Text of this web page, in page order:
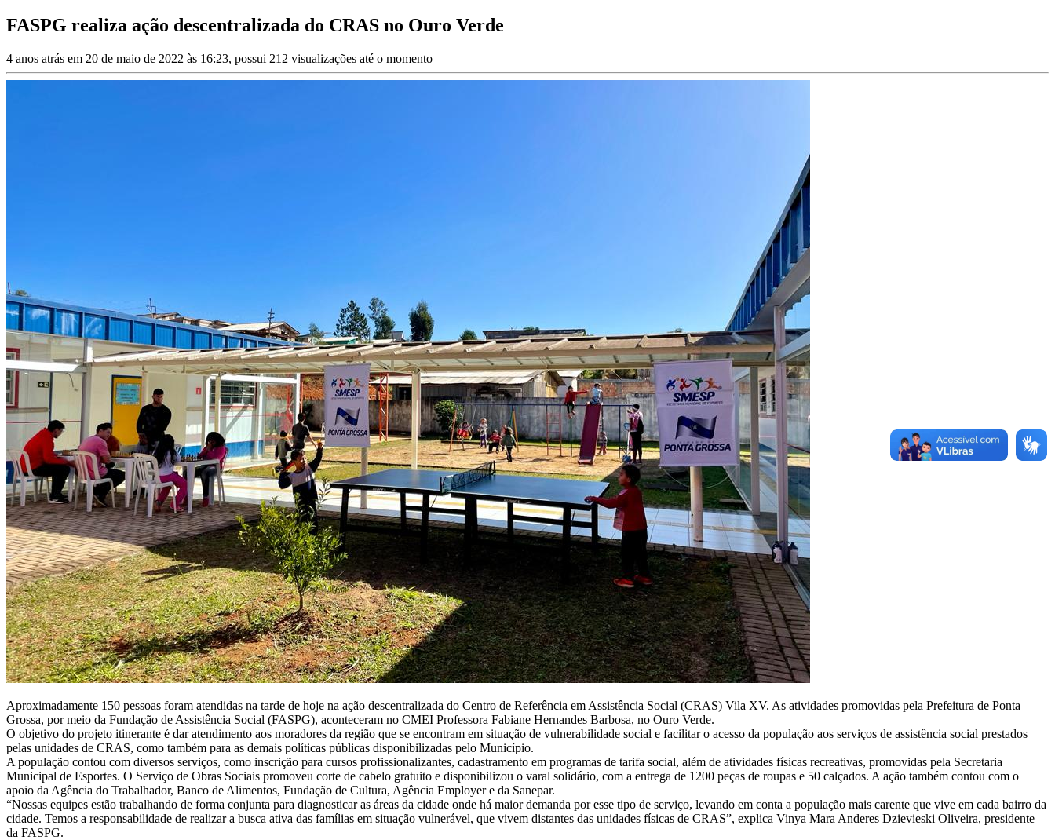
FASPG realiza ação descentralizada do CRAS no Ouro Verde
4 anos atrás em 20 de maio de 2022 às 16:23, possui 212 visualizações até o momento
Aproximadamente 150 pessoas foram atendidas na tarde de hoje na ação descentralizada do Centro de Referência em Assistência Social (CRAS) Vila XV. As atividades promovidas pela Prefeitura de Ponta
Grossa, por meio da Fundação de Assistência Social (FASPG), aconteceram no CMEI Professora Fabiane Hernandes Barbosa, no Ouro Verde.
O objetivo do projeto itinerante é dar atendimento aos moradores da região que se encontram em situação de vulnerabilidade social e facilitar o acesso da população aos serviços de assistência social prestados
pelas unidades de CRAS, como também para as demais políticas públicas disponibilizadas pelo Município.
A população contou com diversos serviços, como inscrição para cursos profissionalizantes, cadastramento em programas de tarifa social, além de atividades físicas recreativas, promovidas pela Secretaria
Municipal de Esportes. O Serviço de Obras Sociais promoveu corte de cabelo gratuito e disponibilizou o varal solidário, com a entrega de 1200 peças de roupas e 50 calçados. A ação também contou com o
apoio da Agência do Trabalhador, Banco de Alimentos, Fundação de Cultura, Agência Employer e da Sanepar.
“Nossas equipes estão trabalhando de forma conjunta para diagnosticar as áreas da cidade onde há maior demanda por esse tipo de serviço, levando em conta a população mais carente que vive em cada bairro da
cidade. Temos a responsabilidade de realizar a busca ativa das famílias em situação vulnerável, que vivem distantes das unidades físicas de CRAS”, explica Vinya Mara Anderes Dzievieski Oliveira, presidente
da FASPG.